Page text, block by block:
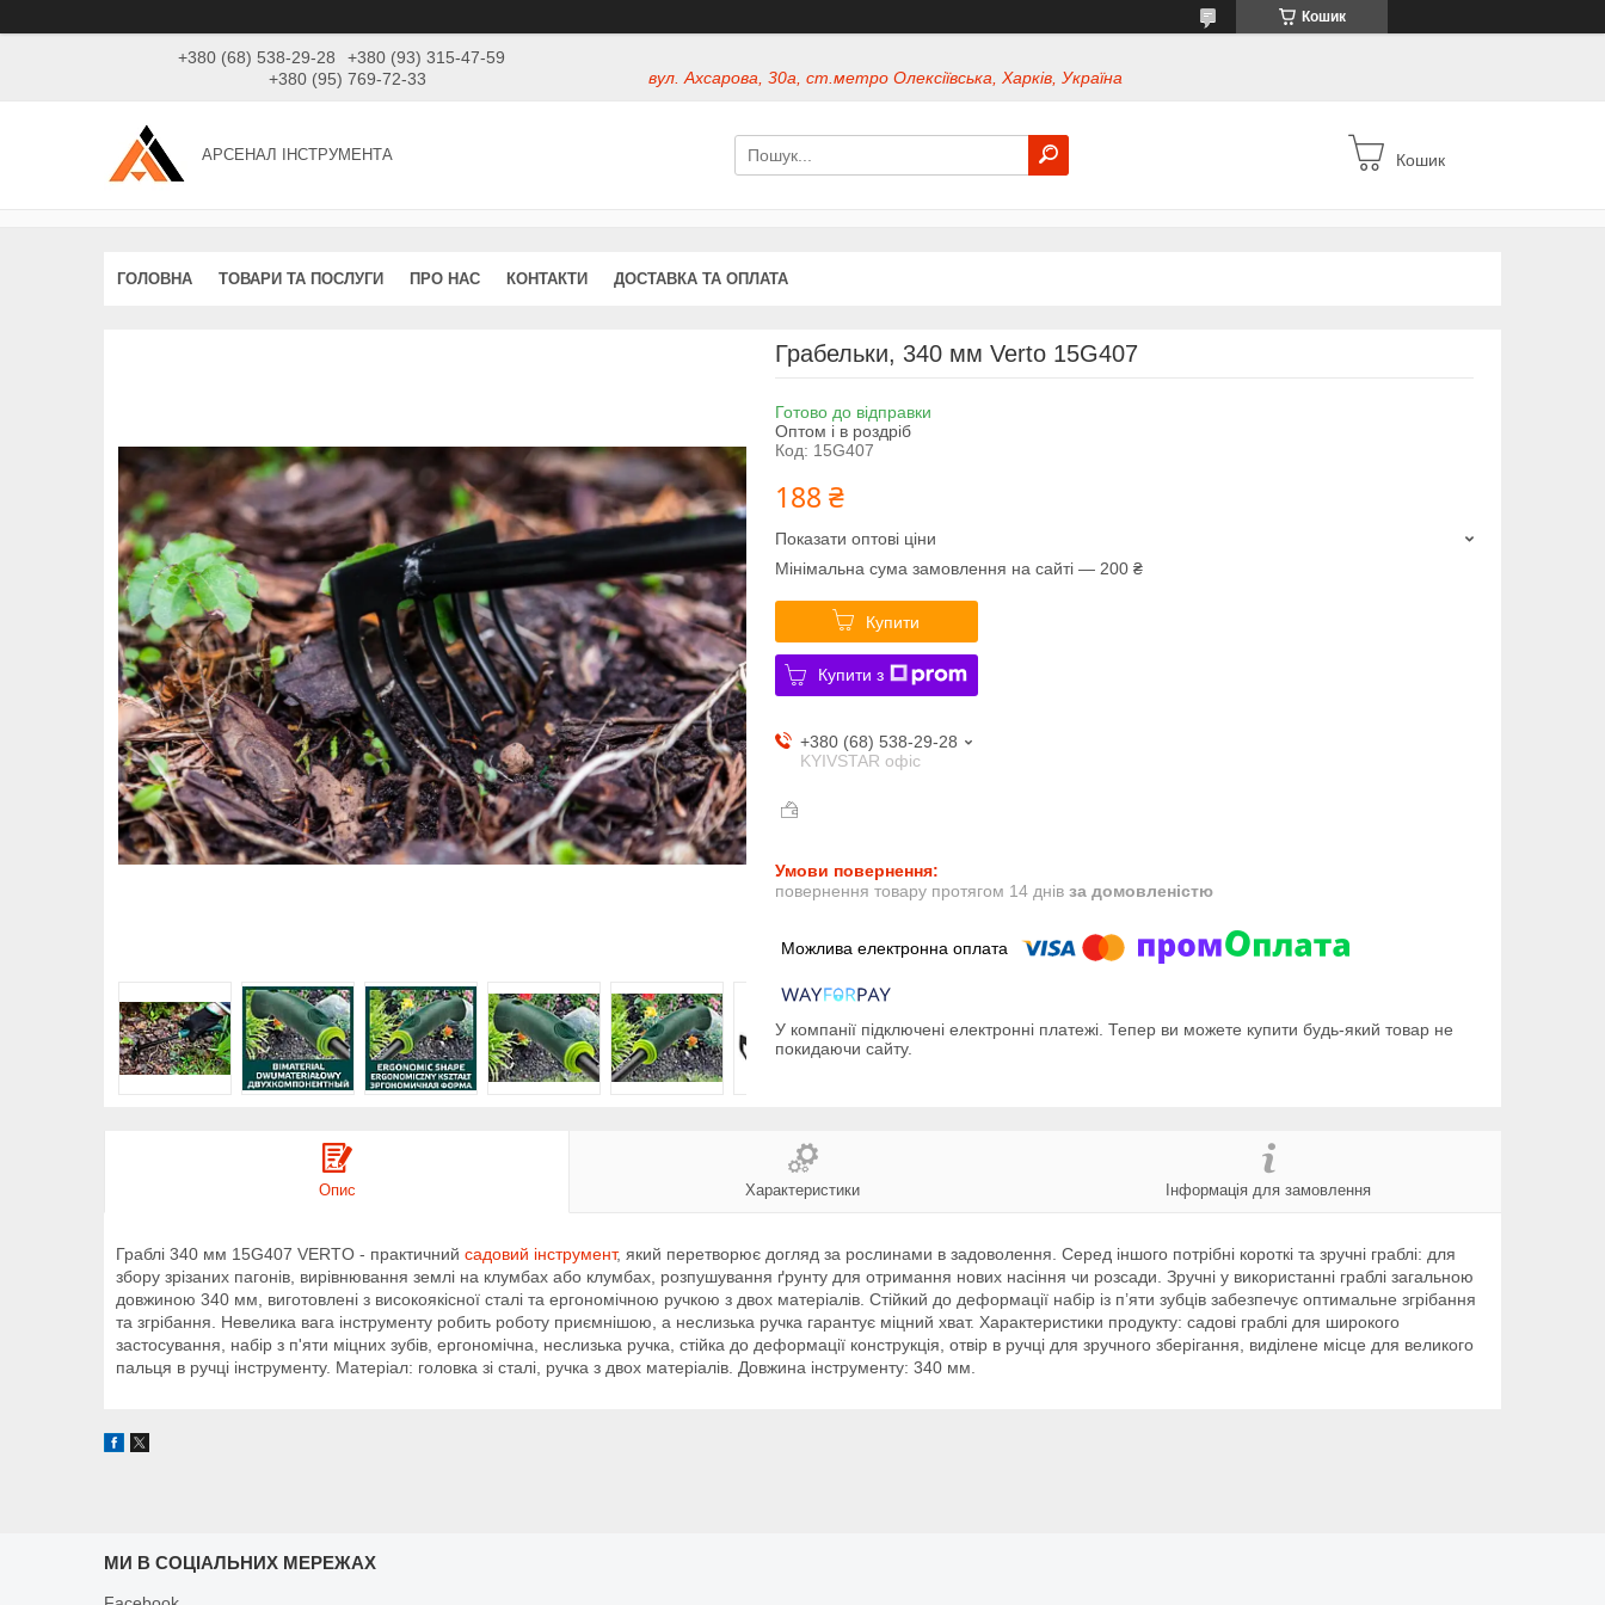
Кошик
+380 (68) 538-29-28
+380 (93) 315-47-59
+380 (95) 769-72-33
вул. Ахсарова, 30а, ст.метро Олексіївська, Харків, Україна
АРСЕНАЛ ІНСТРУМЕНТА Кошик
ГОЛОВНА ТОВАРИ ТА ПОСЛУГИ ПРО НАС КОНТАКТИ ДОСТАВКА ТА ОПЛАТА
Грабельки, 340 мм Verto 15G407
Готово до відправки
Оптом і в роздріб
Код: 15G407
188 ₴
Показати оптові ціни
Мінімальна сума замовлення на сайті — 200 ₴
Купити
Купити з
+380 (68) 538-29-28
KYIVSTAR офіс
повернення товару протягом 14 днів за домовленістю
У компанії підключені електронні платежі. Тепер ви можете купити будь-який товар не
покидаючи сайту.
Опис Характеристики Інформація для замовлення
Граблі 340 мм 15G407 VERTO - практичний садовий інструмент, який перетворює догляд за рослинами в задоволення. Серед іншого потрібні короткі та зручні граблі: для
збору зрізаних пагонів, вирівнювання землі на клумбах або клумбах, розпушування ґрунту для отримання нових насіння чи розсади. Зручні у використанні граблі загальною
довжиною 340 мм, виготовлені з високоякісної сталі та ергономічною ручкою з двох матеріалів. Стійкий до деформації набір із п’яти зубців забезпечує оптимальне згрібання
та згрібання. Невелика вага інструменту робить роботу приємнішою, а неслизька ручка гарантує міцний хват. Характеристики продукту: садові граблі для широкого
застосування, набір з п'яти міцних зубів, ергономічна, неслизька ручка, стійка до деформації конструкція, отвір в ручці для зручного зберігання, виділене місце для великого
пальця в ручці інструменту. Матеріал: головка зі сталі, ручка з двох матеріалів. Довжина інструменту: 340 мм.
МИ В СОЦІАЛЬНИХ МЕРЕЖАХ